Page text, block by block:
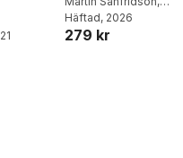
Totalt antal röster:
Richard Pleijel
Tillberg,
Häftad, 2026
279 kr